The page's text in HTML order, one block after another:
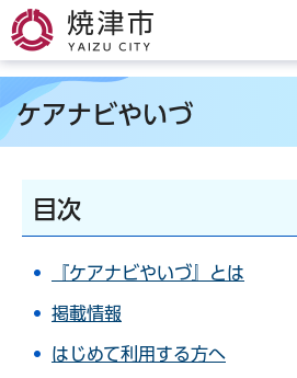
焼津市
ケアナビやいづ
目次
『ケアナビやいづ』とは
掲載情報
はじめて利用する方へ